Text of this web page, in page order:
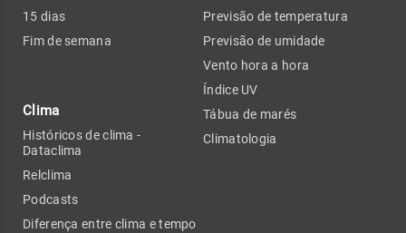
15 dias
Fim de semana
Clima
Históricos de clima -
Dataclima
Relclima
Podcasts
Diferença entre clima e tempo
Previsão de temperatura
Previsão de umidade
Vento hora a hora
Índice UV
Tábua de marés
Climatologia